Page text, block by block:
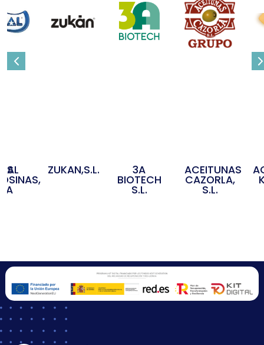
ZUKAN,S.L. 3A
BIOTECH
S.L.
ACEITUNAS
CAZORLA,
S.L.